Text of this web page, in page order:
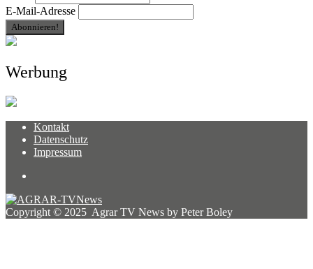
E-Mail-Adresse
Werbung
Kontakt
Datenschutz
Impressum
Copyright © 2025 Agrar TV News by Peter Boley